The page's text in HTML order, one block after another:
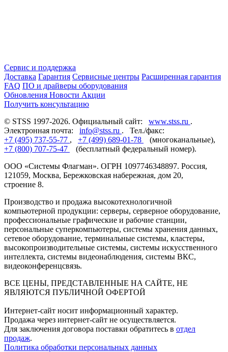
Сервис и поддержка
Доставка Гарантия Сервисные центры Расширенная гарантия
FAQ ПО и драйверы оборудования
Обновления Новости Акции
Получить консультацию
© STSS 1997-2026. Официальный сайт: www.stss.ru .
Электронная почта: info@stss.ru . Тел./факс:
+7 (495) 737-55-77 , +7 (499) 689-01-78
(многоканальные),
+7 (800) 707-75-47
(бесплатный федеральный номер).
ООО «Системы Флагман». ОГРН 1097746348897. Россия,
121059, Москва, Бережковская набережная, дом 20,
строение 8.
Производство и продажа высокотехнологичной
компьютерной продукции: серверы, серверное оборудование,
профессиональные графические и рабочие станции,
персональные суперкомпьютеры, системы хранения данных,
сетевое оборудование, терминальные системы, кластеры,
высокопроизводительные системы, системы искусственного
интеллекта, системы видеонаблюдения, системы ВКС,
видеоконференцсвязь.
ВСЕ ЦЕНЫ, ПРЕДСТАВЛЕННЫЕ НА САЙТЕ, НЕ
ЯВЛЯЮТСЯ ПУБЛИЧНОЙ ОФЕРТОЙ
Интернет-сайт носит информационный характер.
Продажа через интернет-сайт не осуществляется.
Для заключения договора поставки обратитесь в отдел
продаж.
Политика обработки персональных данных